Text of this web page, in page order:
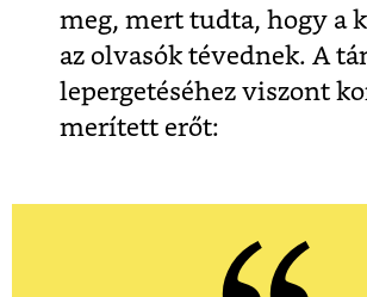
meg, mert tudta, hogy a
az olvasók tévednek. A
lepergetéséhez viszont
merített erőt: